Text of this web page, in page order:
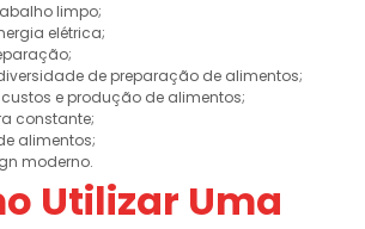
limpo;
elétrica;
de preparação de alimentos;
e produção de alimentos;
constante;
alimentos;
moderno.
Utilizar Uma